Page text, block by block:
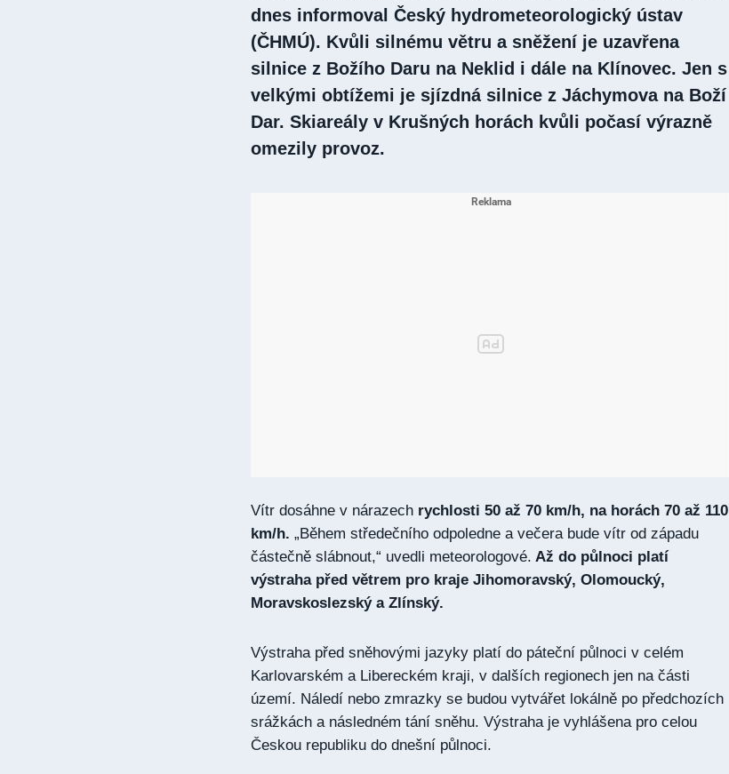
dnes informoval Český hydrometeorologický ústav
(ČHMÚ). Kvůli silnému větru a sněžení je uzavřena
silnice z Božího Daru na Neklid i dále na Klínovec. Jen s
velkými obtížemi je sjízdná silnice z Jáchymova na Boží
Dar. Skiareály v Krušných horách kvůli počasí výrazně
omezily provoz.
Vítr dosáhne v nárazech rychlosti 50 až 70 km/h, na horách 70 až 110
km/h. „Během středečního odpoledne a večera bude vítr od západu
částečně slábnout,“ uvedli meteorologové. Až do půlnoci platí
výstraha před větrem pro kraje Jihomoravský, Olomoucký,
Moravskoslezský a Zlínský.
Výstraha před sněhovými jazyky platí do páteční půlnoci v celém
Karlovarském a Libereckém kraji, v dalších regionech jen na části
území. Náledí nebo zmrazky se budou vytvářet lokálně po předchozích
srážkách a následném tání sněhu. Výstraha je vyhlášena pro celou
Českou republiku do dnešní půlnoci.